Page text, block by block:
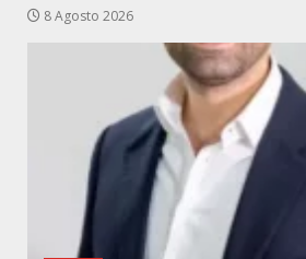
8 Agosto 2026